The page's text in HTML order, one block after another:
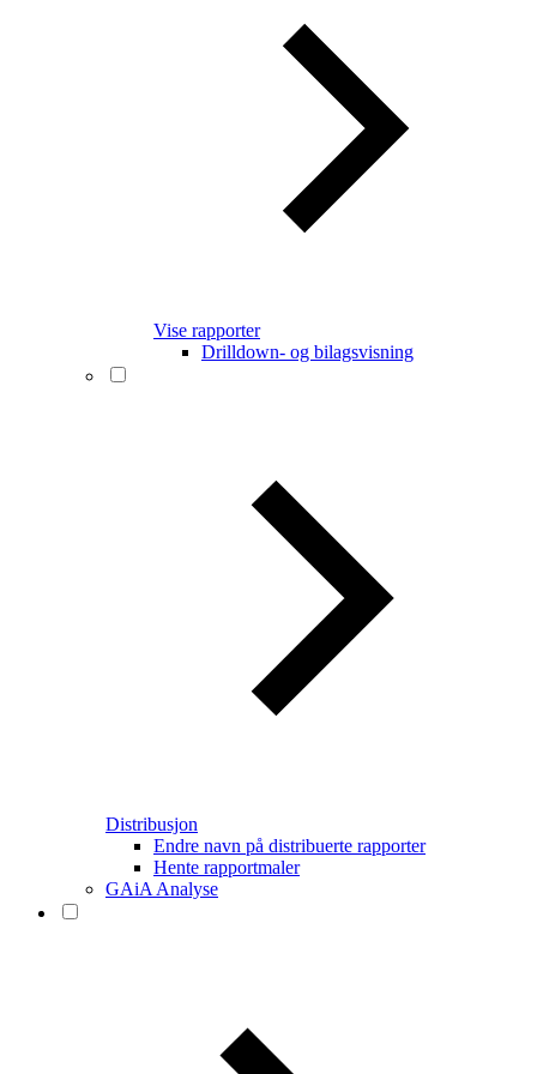
Vise rapporter
Drilldown- og bilagsvisning
Distribusjon
Endre navn på distribuerte rapporter
Hente rapportmaler
GAiA Analyse